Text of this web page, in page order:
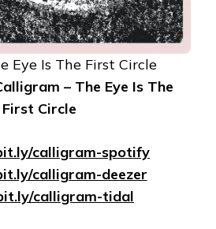
Eye Is The First Circle
– The Eye Is The
First Circle
calligram-spotify
calligram-deezer
calligram-tidal